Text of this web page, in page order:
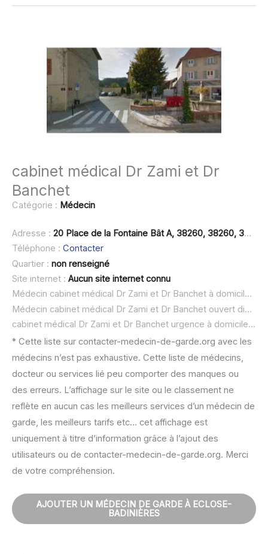
cabinet médical Dr Zami et Dr
Banchet
Catégorie : Médecin
Adresse : 20 Place de la Fontaine Bât A, 38260, 38260, 38260 Mottier
Téléphone : Contacter
Quartier : non renseigné
Site internet : Aucun site internet connu
Médecin cabinet médical Dr Zami et Dr Banchet à domicile :
Médecin cabinet médical Dr Zami et Dr Banchet ouvert dimanche :
cabinet médical Dr Zami et Dr Banchet urgence à domicile ou SOS médecin :
* Cette liste sur contacter-medecin-de-garde.org avec les
médecins n’est pas exhaustive. Cette liste de médecins,
docteur ou services lié peu comporter des manques ou
des erreurs. L’affichage sur le site ou le classement ne
reflète en aucun cas les meilleurs services d’un médecin de
garde, les meilleurs tarifs etc… cet affichage est
uniquement à titre d’information grâce à l’ajout des
utilisateurs ou de contacter-medecin-de-garde.org. Merci
de votre compréhension.
AJOUTER UN MÉDECIN DE GARDE À ECLOSE-
BADINIÈRES